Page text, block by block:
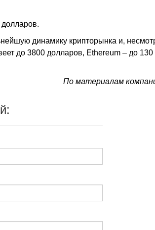
динамику крипторынка и,
до 3800 долларов, Ethereum – до
По материалам